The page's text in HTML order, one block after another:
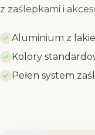
z zaślepkami i
Aluminium z
Kolory
Pełen system